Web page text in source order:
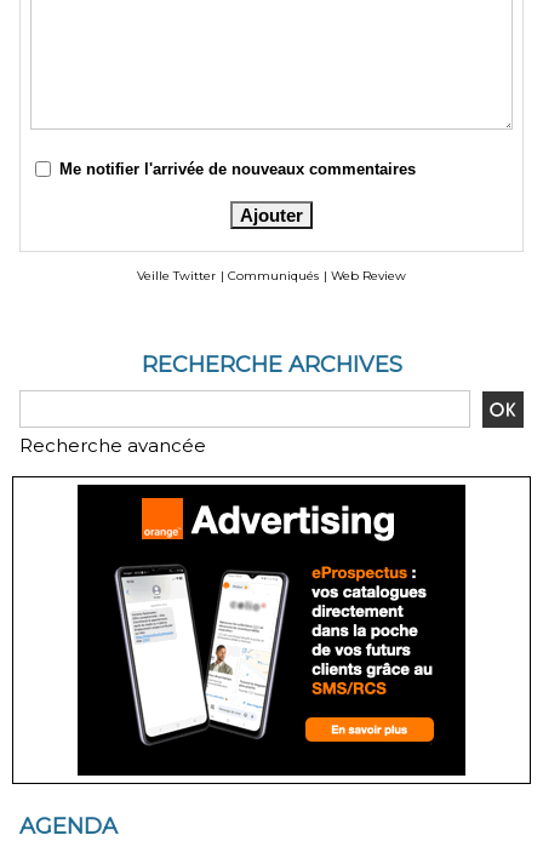
Me notifier l'arrivée de nouveaux commentaires
Veille Twitter | Communiqués | Web Review
RECHERCHE ARCHIVES
Recherche avancée
AGENDA